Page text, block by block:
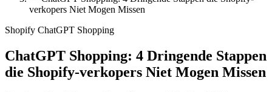
verkopers Niet Mogen Missen
Shopify ChatGPT Shopping
ChatGPT Shopping: 4 Dringende Stappen
die Shopify-verkopers Niet Mogen Missen